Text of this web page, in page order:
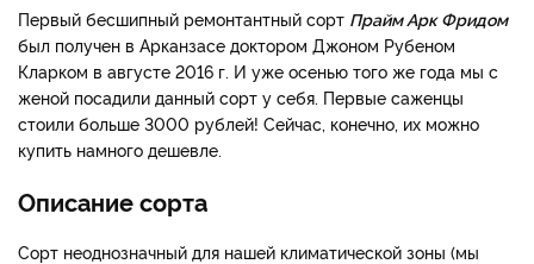
Первый бесшипный ремонтантный сорт Прайм Арк Фридом
был получен в Арканзасе доктором Джоном Рубеном
Кларком в августе 2016 г. И уже осенью того же года мы с
женой посадили данный сорт у себя. Первые саженцы
стоили больше 3000 рублей! Сейчас, конечно, их можно
купить намного дешевле.
Описание сорта
Сорт неоднозначный для нашей климатической зоны (мы